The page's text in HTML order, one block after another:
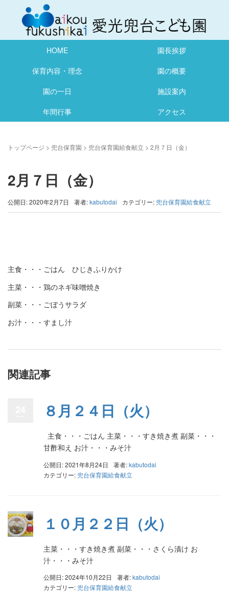
HOME
園長挨拶
保育内容・理念
園の概要
園の一日
施設案内
年間行事
アクセス
トップページ > 兜台保育園 > 兜台保育園給食献立 > 2月７日（金）
2月７日（金）
公開日: 2020年2月7日 著者:kabutodai カテゴリー: 兜台保育園給食献立
主食・・・ごはん ひじきふりかけ
主菜・・・鶏のネギ味噌焼き
副菜・・・ごぼうサラダ
お汁・・・すまし汁
関連記事
８月２４日（火）
主食・・・ごはん 主菜・・・すき焼き煮 副菜・・・
甘酢和え お汁・・・みそ汁
公開日: 2021年8月24日 著者:kabutodai
カテゴリー: 兜台保育園給食献立
１０月２２日（火）
主菜・・・すき焼き煮 副菜・・・さくら漬け お
汁・・・みそ汁
公開日: 2024年10月22日 著者:kabutodai
カテゴリー: 兜台保育園給食献立